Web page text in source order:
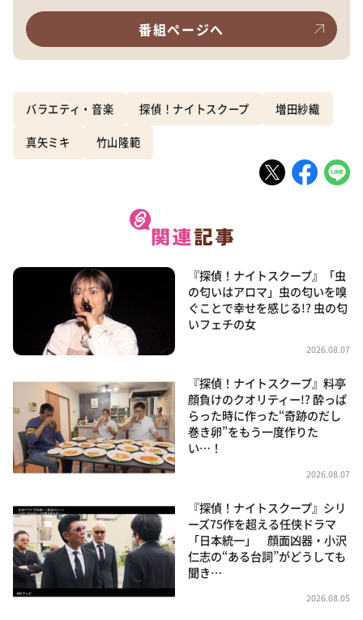
番組ページへ
バラエティ・音楽 探偵！ナイトスクープ 増田紗織
真矢ミキ 竹山隆範
『探偵！ナイトスクープ』「虫
の匂いはアロマ」虫の匂いを嗅
ぐことで幸せを感じる!? 虫の匂
いフェチの女
2026.08.07
『探偵！ナイトスクープ』料亭
顔負けのクオリティー!? 酔っぱ
らった時に作った“奇跡のだし
巻き卵”をもう一度作りた
い…！
2026.08.07
『探偵！ナイトスクープ』シリ
ーズ75作を超える任侠ドラマ
「日本統一」 顔面凶器・小沢
仁志の“ある台詞”がどうしても
聞き…
2026.08.05